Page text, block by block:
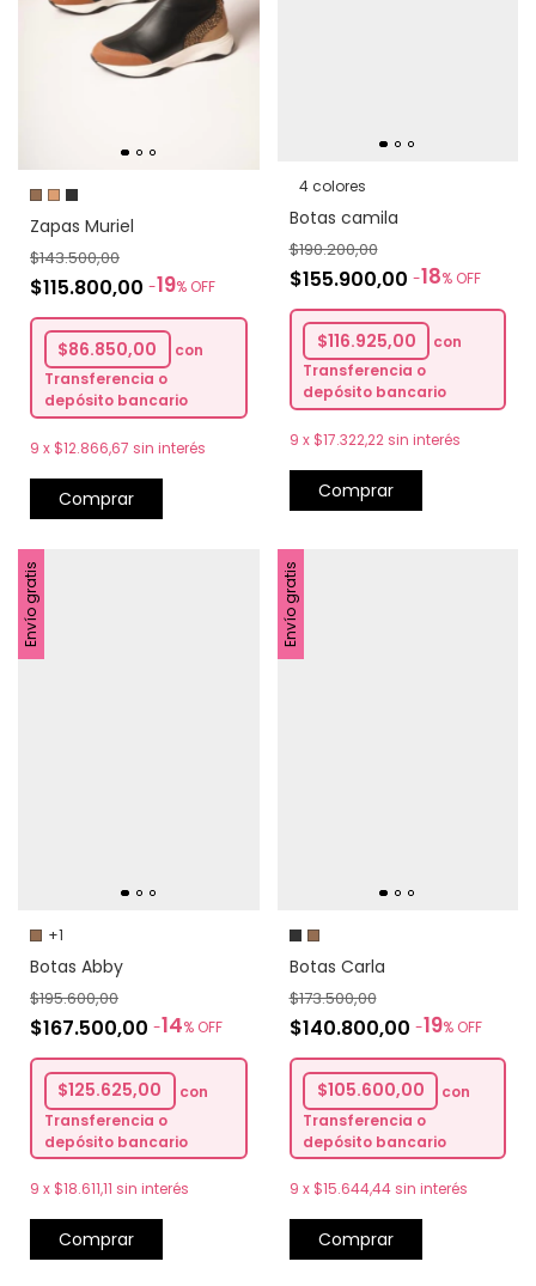
Zapas Muriel
$115.800,00 -19% OFF
$143.500,00
$86.850,00
con
Transferencia o
depósito bancario
9 x $12.866,67 sin interés
Comprar
4 colores
Botas camila
$155.900,00 -18% OFF
$190.200,00
$116.925,00
con
Transferencia o
depósito bancario
9 x $17.322,22 sin interés
Comprar
Envío gratis
+1
Botas Abby
$167.500,00 -14% OFF
$195.600,00
$125.625,00
con
Transferencia o
depósito bancario
9 x $18.611,11 sin interés
Comprar
Envío gratis
Botas Carla
$140.800,00 -19% OFF
$173.500,00
$105.600,00
con
Transferencia o
depósito bancario
9 x $15.644,44 sin interés
Comprar